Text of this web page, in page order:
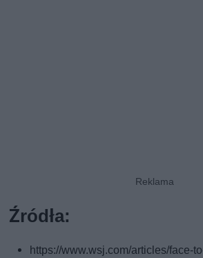
Źródła:
https://www.wsj.com/articles/face-